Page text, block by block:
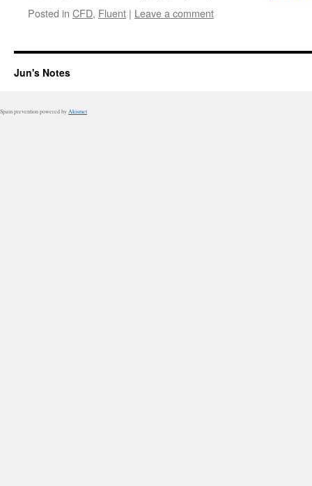
Posted in CFD, Fluent | Leave a comment
Jun's Notes
Spam prevention powered by Akismet